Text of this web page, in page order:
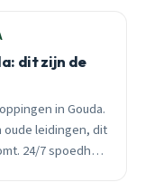
dit zijn de
in Gouda.
leidingen, dit
24/7 spoedhulp